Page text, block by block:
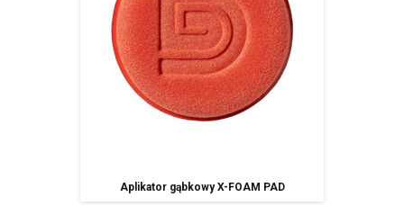
Aplikator gąbkowy X-FOAM PAD